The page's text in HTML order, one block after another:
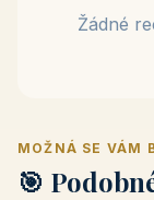
Žádné
MOŽNÁ SE VÁM
🎯